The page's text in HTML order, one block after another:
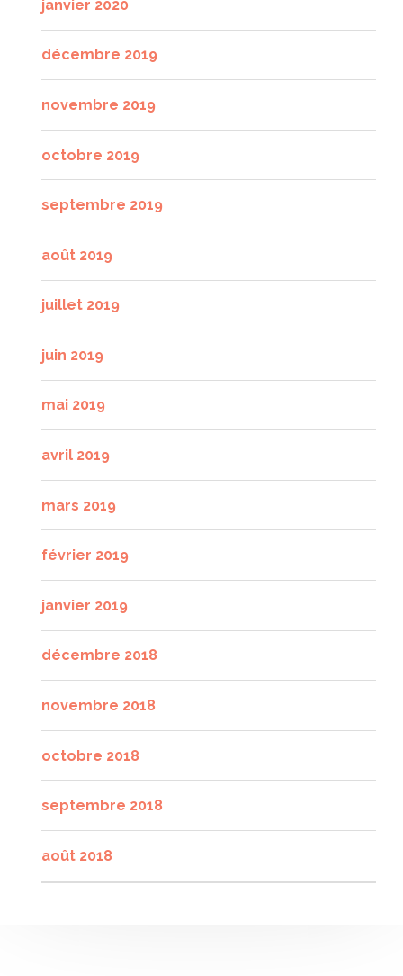
janvier 2020
décembre 2019
novembre 2019
octobre 2019
septembre 2019
août 2019
juillet 2019
juin 2019
mai 2019
avril 2019
mars 2019
février 2019
janvier 2019
décembre 2018
novembre 2018
octobre 2018
septembre 2018
août 2018